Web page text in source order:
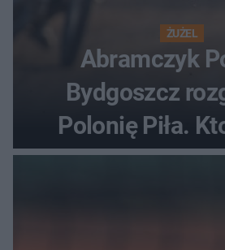
ŻUŻEL
Abramczyk
Bydgoszcz
Polonię Piła.
najwięcej